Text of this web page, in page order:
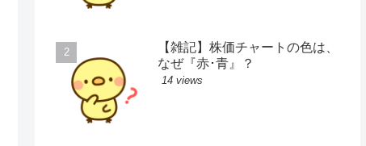
【雑記】株価チャートの色は、
なぜ『赤･青』？
14 views